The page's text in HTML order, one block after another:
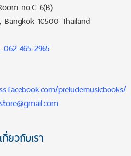
no.C-6(B)
Bangkok 10500 Thailand
062-465-2965
preludemusicbooks/
เกี่ยวกับเรา